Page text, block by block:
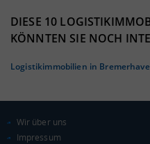
DIESE 10
KÖNNTEN SIE NOCH
Logistikimmobilien in
Wir über uns
Impressum